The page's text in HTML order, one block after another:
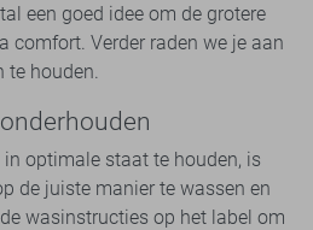
een goed idee om de grotere
comfort. Verder raden we je aan
houden.
optimale staat te houden, is
de juiste manier te wassen en
wasinstructies op het label om